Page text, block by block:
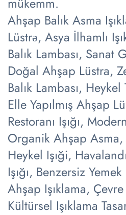
Ahşap Balık Asma
Lüstrə, Asya İlhamlı
Balık Lambası, Sanat
Doğal Ahşap Lüstra,
Balık Lambası, Heykel
Elle Yapılmış Ahşap
Restoranı Işığı,
Organik Ahşap Asma,
Heykel Işıği,
Işığı, Benzersiz
Ahşap Işıklama,
Kültürsel Işıklama